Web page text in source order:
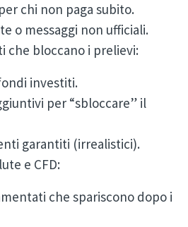
chi non paga subito.
o messaggi non ufficiali.
che bloccano i prelievi:
investiti.
per “sbloccare” il
garantiti (irrealistici).
e CFD:
che spariscono dopo i